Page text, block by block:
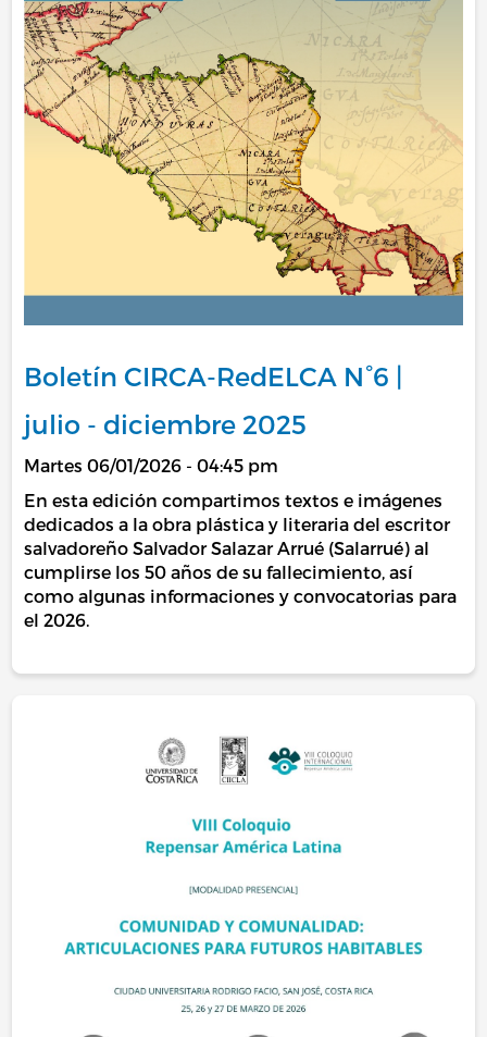
Boletín CIRCA-RedELCA N°6 |
julio - diciembre 2025
Martes 06/01/2026 - 04:45 pm
En esta edición compartimos textos e imágenes
dedicados a la obra plástica y literaria del escritor
salvadoreño Salvador Salazar Arrué (Salarrué) al
cumplirse los 50 años de su fallecimiento, así
como algunas informaciones y convocatorias para
el 2026.